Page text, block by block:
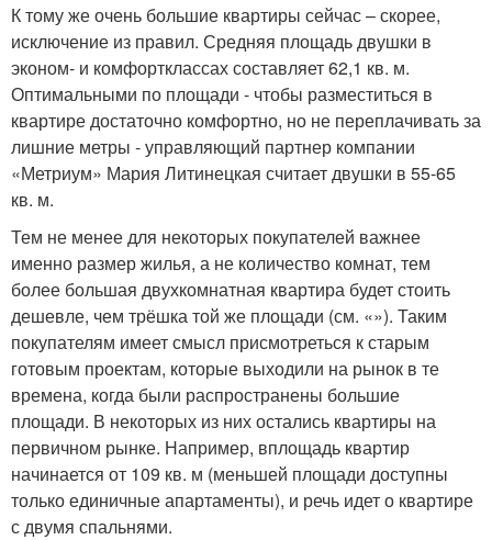
К тому же очень большие квартиры сейчас – скорее,
исключение из правил. Средняя площадь двушки в
эконом- и комфортклассах составляет 62,1 кв. м.
Оптимальными по площади - чтобы разместиться в
квартире достаточно комфортно, но не переплачивать за
лишние метры - управляющий партнер компании
«Метриум» Мария Литинецкая считает двушки в 55-65
кв. м.
Тем не менее для некоторых покупателей важнее
именно размер жилья, а не количество комнат, тем
более большая двухкомнатная квартира будет стоить
дешевле, чем трёшка той же площади (см. «»). Таким
покупателям имеет смысл присмотреться к старым
готовым проектам, которые выходили на рынок в те
времена, когда были распространены большие
площади. В некоторых из них остались квартиры на
первичном рынке. Например, вплощадь квартир
начинается от 109 кв. м (меньшей площади доступны
только единичные апартаменты), и речь идет о квартире
с двумя спальнями.